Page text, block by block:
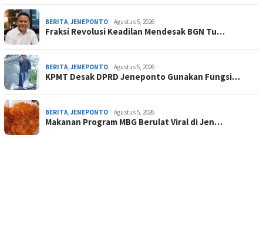
BERITA, JENEPONTO Agustus 5, 2026
Fraksi Revolusi Keadilan Mendesak BGN Tu…
BERITA, JENEPONTO Agustus 5, 2026
KPMT Desak DPRD Jeneponto Gunakan Fungsi…
BERITA, JENEPONTO Agustus 5, 2026
Makanan Program MBG Berulat Viral di Jen…